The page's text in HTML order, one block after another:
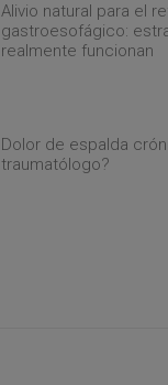
Alivio natural para el
gastroesofágico:
realmente funcionan
Dolor de espalda
traumatólogo?